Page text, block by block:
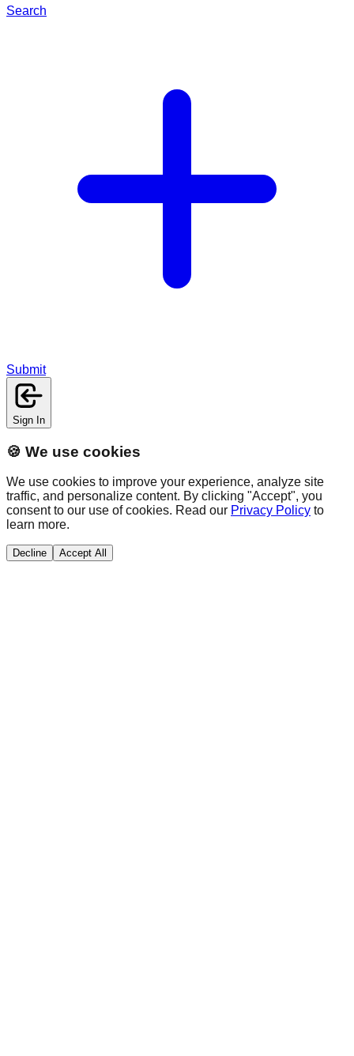
Search
Submit
Sign In
🍪 We use cookies
We use cookies to improve your experience, analyze site
traffic, and personalize content. By clicking "Accept", you
consent to our use of cookies. Read our Privacy Policy to
learn more.
Decline Accept All